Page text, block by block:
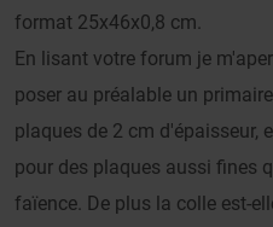
format 25x46x0,8 cm.
En lisant votre forum je
poser au préalable un
plaques de 2 cm d'épaisseur,
pour des plaques aussi fines
faïence. De plus la colle est-